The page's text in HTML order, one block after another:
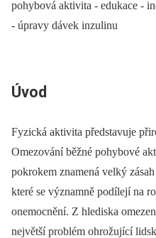
pohybová aktivita -⁠ edukace -⁠
-⁠ úpravy dávek inzulinu
Úvod
Fyzická aktivita představuje
Omezování běžné pohybové
pokrokem znamená velký
které se významně podílejí na
onemocnění. Z hlediska
největší problém ohrožující